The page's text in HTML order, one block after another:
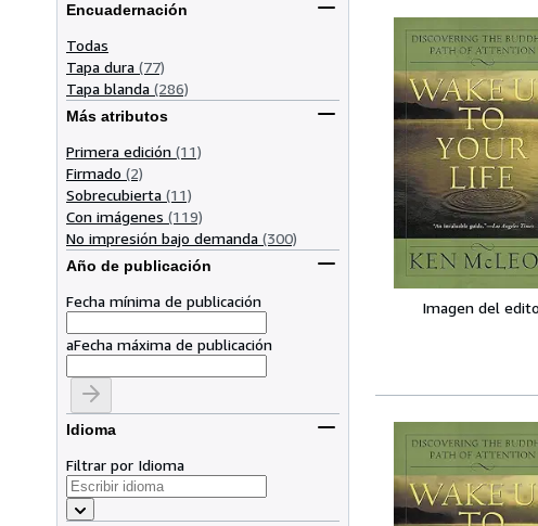
Encuadernación
Todas
Tapa dura (77)
Tapa blanda (286)
Más atributos
Primera edición (11)
Firmado (2)
Sobrecubierta (11)
Con imágenes (119)
No impresión bajo demanda (300)
Año de publicación
Fecha mínima de publicación
aFecha máxima de publicación
Idioma
Filtrar por Idioma
Imagen del